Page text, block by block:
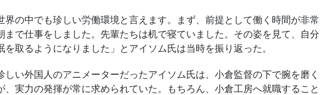
の中でも珍しい労働環境と言えます。まず、前提として働く時間が非常
まで仕事をしました。先輩たちは机で寝ていました。その姿を見て、自分
を取るようになりました」とアイソム氏は当時を振り返った。
い外国人のアニメーターだったアイソム氏は、小倉監督の下で腕を磨く
、実力の発揮が常に求められていた。もちろん、小倉工房へ就職すること